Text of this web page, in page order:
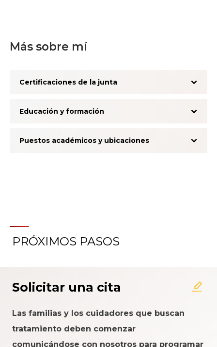
Más sobre mí
Certificaciones de la junta
Educación y formación
Puestos académicos y ubicaciones
Acerca del Sistema de
del Paciente
PRÓXIMOS PASOS
Solicitar una cita
Las familias y los cuidadores que buscan
tratamiento deben comenzar
comunicándose con nosotros para programar